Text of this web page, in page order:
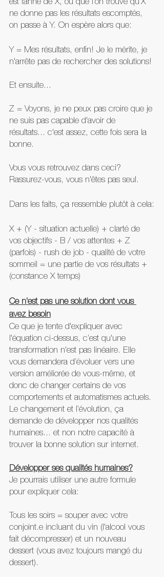
est tanné de X, ou que l'on trouve qu’X
ne donne pas les résultats escomptés,
on passe à Y. On espère alors que:
Y = Mes résultats, enfin! Je le mérite, je
n'arrête pas de rechercher des solutions!
Et ensuite...
Z = Voyons, je ne peux pas croire que je
ne suis pas capable d'avoir de
résultats... c'est assez, cette fois sera la
bonne.
Vous vous retrouvez dans ceci?
Rassurez-vous, vous n'êtes pas seul.
Dans les faits, ça ressemble plutôt à cela:
X + (Y - situation actuelle) + clarté de
vos objectifs - B / vos attentes + Z
(parfois) - rush de job - qualité de votre
sommeil = une partie de vos résultats +
(constance X temps)
Ce n'est pas une solution dont vous
avez besoin
Ce que je tente d'expliquer avec
l'équation ci-dessus, c’est qu'une
transformation n'est pas linéaire. Elle
vous demandera d’évoluer vers une
version améliorée de vous-même, et
donc de changer certains de vos
comportements et automatismes actuels.
Le changement et l’évolution, ça
demande de développer nos qualités
humaines... et non notre capacité à
trouver la bonne solution sur internet.
Développer ses qualités humaines?
Je pourrais utiliser une autre formule
pour expliquer cela:
Tous les soirs = souper avec votre
conjoint.e incluant du vin (l'alcool vous
fait décompresser) et un nouveau
dessert (vous avez toujours mangé du
dessert).